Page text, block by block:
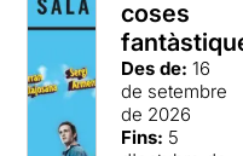
coses
Des de: 16
de setembre
de 2026
Fins: 5